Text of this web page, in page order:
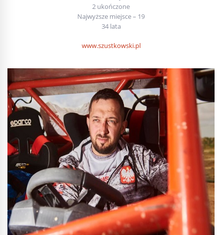
2 ukończone
Najwyższe miejsce – 19
34 lata
www.szustkowski.pl